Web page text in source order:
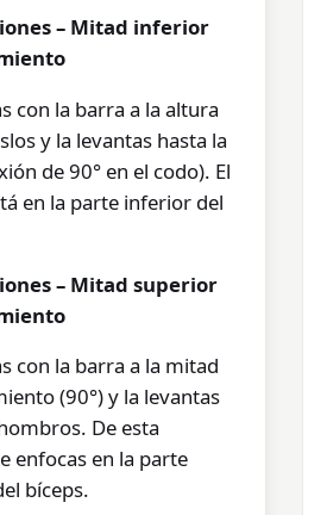
– Mitad inferior
con la barra a la altura
y la levantas hasta la
de 90° en el codo). El
en la parte inferior del
– Mitad superior
con la barra a la mitad
(90°) y la levantas
De esta
enfocas en la parte
bíceps.